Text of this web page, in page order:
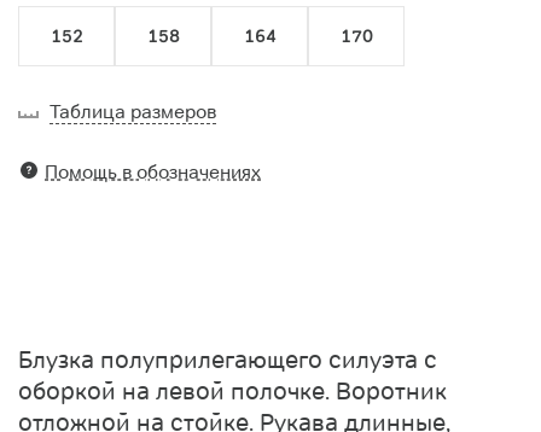
152 158 164 170
Таблица размеров
Помощь в обозначениях
Блузка полуприлегающего силуэта с
оборкой на левой полочке. Воротник
отложной на стойке. Рукава длинные,